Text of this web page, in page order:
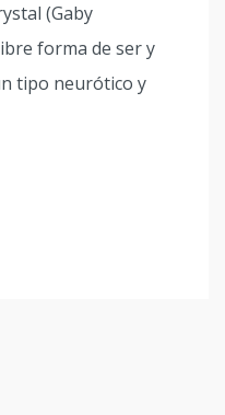
(Gaby
forma de ser y
tipo neurótico y